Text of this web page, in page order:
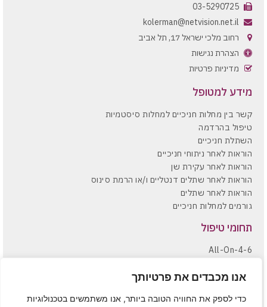
אנו מכבדים את פרטיותך
כדי לספק את החוויה הטובה ביותר, אנו משתמשים בטכנולוגיות
תחומי טיפול
All-On-4-6
הקצעות שורשים וניתוחי חניכיים
השתלות עצם
מידע למטופל
קשר בין מחלות חניכיים למחלות סיסטמיות
טיפול בהרדמה
השתלת חניכיים
הוראות לאחר ניתוחי חניכיים
הוראות לאחר עקירת שן
הוראות לאחר שתלים דנטליים ו/או הרמת סינוס
הוראות לאחר שתלים
גורמים למחלות חניכיים
03-5290725
kolerman@netvision.net.il
רחוב מלכי ישראל 17, תל אביב
הצהרת נגישות
מדיניות פרטיות